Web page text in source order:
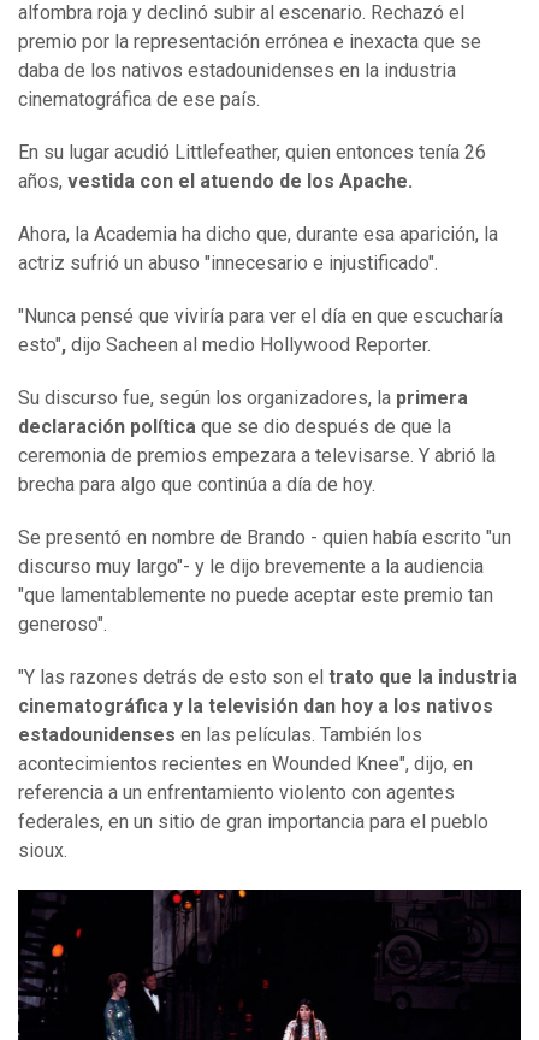
alfombra roja y declinó subir al escenario. Rechazó el
premio por la representación errónea e inexacta que se
daba de los nativos estadounidenses en la industria
cinematográfica de ese país.
En su lugar acudió Littlefeather, quien entonces tenía 26
años, vestida con el atuendo de los Apache.
Ahora, la Academia ha dicho que, durante esa aparición, la
actriz sufrió un abuso "innecesario e injustificado".
"Nunca pensé que viviría para ver el día en que escucharía
esto", dijo Sacheen al medio Hollywood Reporter.
Su discurso fue, según los organizadores, la primera
declaración política que se dio después de que la
ceremonia de premios empezara a televisarse. Y abrió la
brecha para algo que continúa a día de hoy.
Se presentó en nombre de Brando - quien había escrito "un
discurso muy largo"- y le dijo brevemente a la audiencia
"que lamentablemente no puede aceptar este premio tan
generoso".
"Y las razones detrás de esto son el trato que la industria
cinematográfica y la televisión dan hoy a los nativos
estadounidenses en las películas. También los
acontecimientos recientes en Wounded Knee", dijo, en
referencia a un enfrentamiento violento con agentes
federales, en un sitio de gran importancia para el pueblo
sioux.